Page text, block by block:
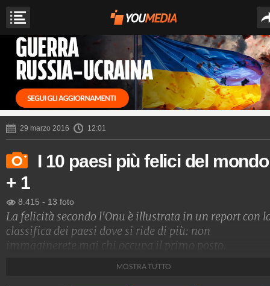
29 marzo 2016 12:01
I 10 paesi più felici del mondo
+ 1
8.415 - 13 foto
La felicità secondo l'Onu è illustrata in un report con
classifica dei paesi dove si ride di più: non
immaginerete mai chi occupa il primo posto.
MOSTRA TUTTO